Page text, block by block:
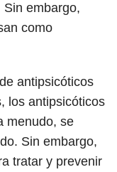
embargo,
como
antipsicóticos
los antipsicóticos
menudo, se
Sin embargo,
tratar y prevenir